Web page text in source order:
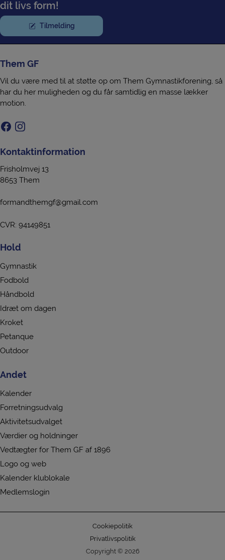
dit livs form!
Tilmelding
Them GF
Vil du være med til at støtte op om Them Gymnastikforening, så
har du her muligheden og du får samtidlig en masse lækker
motion.
Kontaktinformation
Frisholmvej 13
8653 Them
formandthemgf@gmail.com
CVR: 94149851
Hold
Gymnastik
Fodbold
Håndbold
Idræt om dagen
Kroket
Petanque
Outdoor
Andet
Kalender
Forretningsudvalg
Aktivitetsudvalget
Værdier og holdninger
Vedtægter for Them GF af 1896
Logo og web
Kalender klublokale
Medlemslogin
Cookiepolitik
Privatlivspolitik
Copyright © 2026